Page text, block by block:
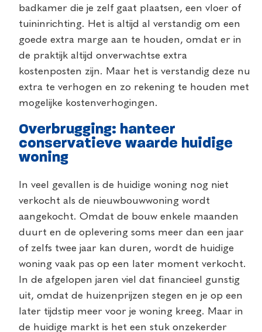
badkamer die je zelf gaat plaatsen, een vloer of
tuininrichting. Het is altijd al verstandig om een
goede extra marge aan te houden, omdat er in
de praktijk altijd onverwachtse extra
kostenposten zijn. Maar het is verstandig deze nu
extra te verhogen en zo rekening te houden met
mogelijke kostenverhogingen.
Overbrugging: hanteer
conservatieve waarde huidige
woning
In veel gevallen is de huidige woning nog niet
verkocht als de nieuwbouwwoning wordt
aangekocht. Omdat de bouw enkele maanden
duurt en de oplevering soms meer dan een jaar
of zelfs twee jaar kan duren, wordt de huidige
woning vaak pas op een later moment verkocht.
In de afgelopen jaren viel dat financieel gunstig
uit, omdat de huizenprijzen stegen en je op een
later tijdstip meer voor je woning kreeg. Maar in
de huidige markt is het een stuk onzekerder